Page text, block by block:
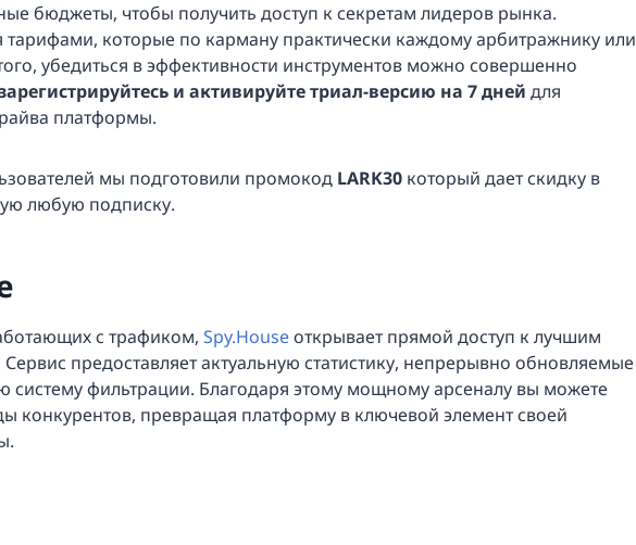
бюджеты, чтобы получить доступ к секретам лидеров рынка.
тарифами, которые по карману практически каждому арбитражнику или
убедиться в эффективности инструментов можно совершенно
и активируйте триал-версию на 7 дней для
платформы.
мы подготовили промокод LARK30 который дает скидку в
любую подписку.
с трафиком, Spy.Houseоткрывает прямой доступ к лучшим
предоставляет актуальную статистику, непрерывно обновляемые
систему фильтрации. Благодаря этому мощному арсеналу вы можете
конкурентов, превращая платформу в ключевой элемент своей